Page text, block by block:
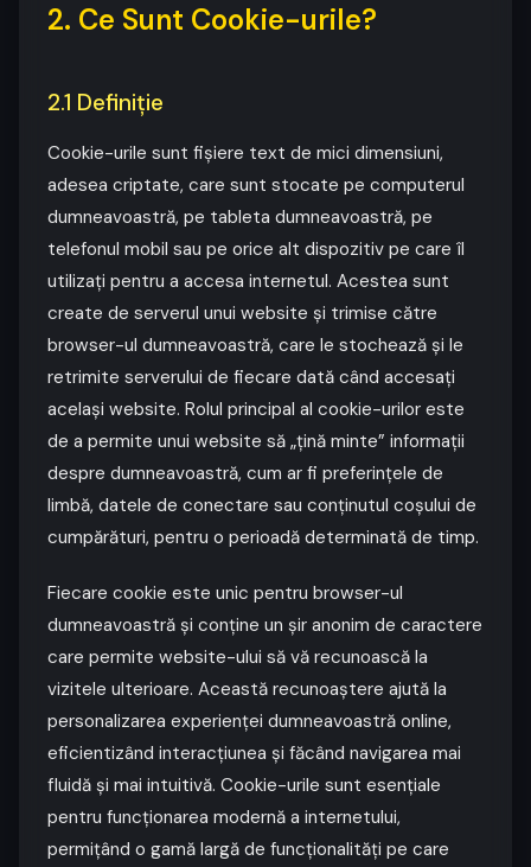
2. Ce Sunt Cookie-urile?
2.1 Definiție
Cookie-urile sunt fișiere text de mici dimensiuni,
adesea criptate, care sunt stocate pe computerul
dumneavoastră, pe tableta dumneavoastră, pe
telefonul mobil sau pe orice alt dispozitiv pe care îl
utilizați pentru a accesa internetul. Acestea sunt
create de serverul unui website și trimise către
browser-ul dumneavoastră, care le stochează și le
retrimite serverului de fiecare dată când accesați
același website. Rolul principal al cookie-urilor este
de a permite unui website să „țină minte” informații
despre dumneavoastră, cum ar fi preferințele de
limbă, datele de conectare sau conținutul coșului de
cumpărături, pentru o perioadă determinată de timp.
Fiecare cookie este unic pentru browser-ul
dumneavoastră și conține un șir anonim de caractere
care permite website-ului să vă recunoască la
vizitele ulterioare. Această recunoaștere ajută la
personalizarea experienței dumneavoastră online,
eficientizând interacțiunea și făcând navigarea mai
fluidă și mai intuitivă. Cookie-urile sunt esențiale
pentru funcționarea modernă a internetului,
permițând o gamă largă de funcționalități pe care